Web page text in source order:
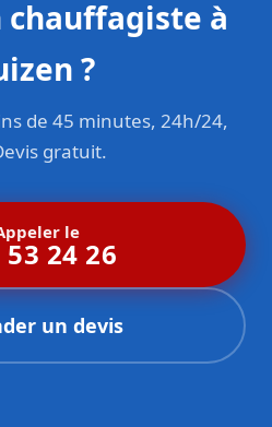
chauffagiste à
?
de 45 minutes, 24h/24,
gratuit.
le
24 26
un devis